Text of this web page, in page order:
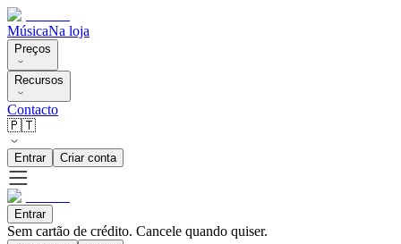
MúsicaNa loja
Preços
Recursos
Contacto
🇵🇹
Entrar Criar conta
Entrar
Sem cartão de crédito. Cancele quando quiser.